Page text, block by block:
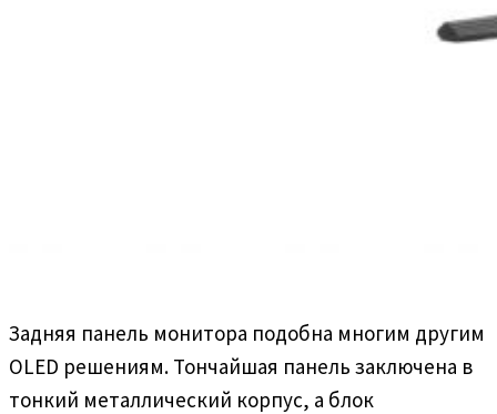
Задняя панель монитора подобна многим другим
OLED решениям. Тончайшая панель заключена в
тонкий металлический корпус, а блок